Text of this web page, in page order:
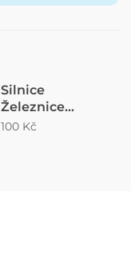
Silnice
Železnice
5/2025
100 Kč